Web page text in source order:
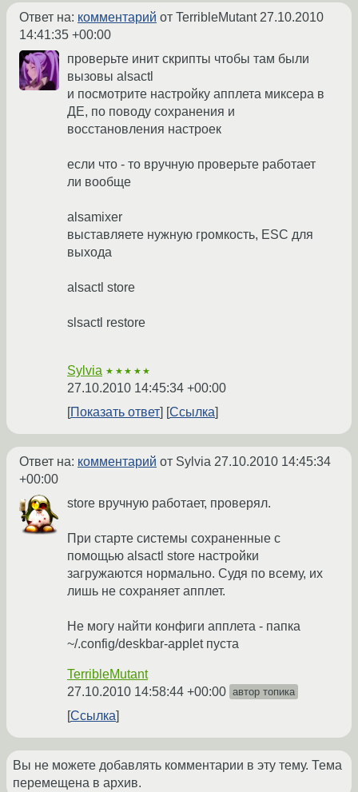
Ответ на: комментарий от TerribleMutant27.10.2010
14:41:35 +00:00
проверьте инит скрипты чтобы там были
вызовы alsactl
и посмотрите настройку апплета миксера в
ДЕ, по поводу сохранения и
восстановления настроек
если что - то вручную проверьте работает
ли вообще
alsamixer
выставляете нужную громкость, ESC для
выхода
alsactl store
slsactl restore
Sylvia ★★★★★
27.10.2010 14:45:34 +00:00
Показать ответ
Ссылка
Ответ на: комментарий от Sylvia 27.10.2010 14:45:34
+00:00
store вручную работает, проверял.
При старте системы сохраненные с
помощью alsactl store настройки
загружаются нормально. Судя по всему, их
лишь не сохраняет апплет.
Не могу найти конфиги апплета - папка
~/.config/deskbar-applet пуста
TerribleMutant
27.10.2010 14:58:44 +00:00 автор топика
Ссылка
Вы не можете добавлять комментарии в эту тему. Тема
перемещена в архив.